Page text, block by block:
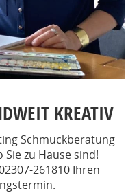
KREATIV
Schmuckberatung
zu Hause sind!
261810 Ihren